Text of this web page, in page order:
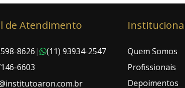
de Atendimento
8626 |
(11) 93934-2547
6603
Quem Somos
Profissionais
Depoimentos